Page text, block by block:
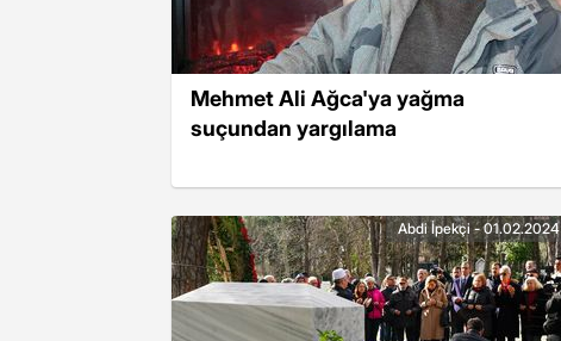
Mehmet Ali Ağca'ya yağma
suçundan yargılama
Abdi İpekçi - 01.02.2024